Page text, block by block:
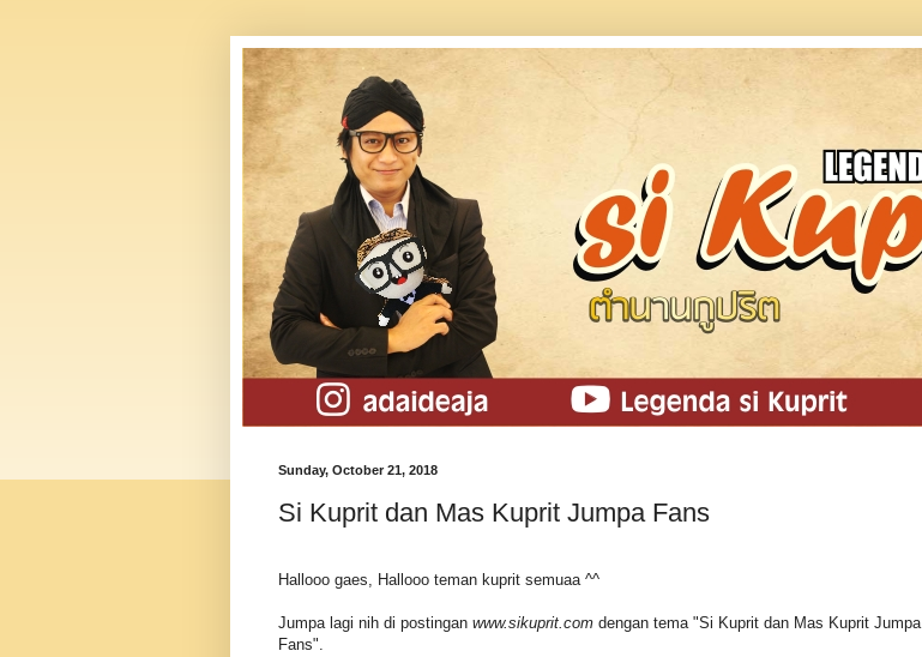
Sunday, October 21, 2018
Si Kuprit dan Mas Kuprit Jumpa Fans
Hallooo gaes, Hallooo teman kuprit semuaa ^^
Jumpa lagi nih di postingan www.sikuprit.com dengan tema "Si Kuprit dan Mas Kuprit Jumpa
Fans".